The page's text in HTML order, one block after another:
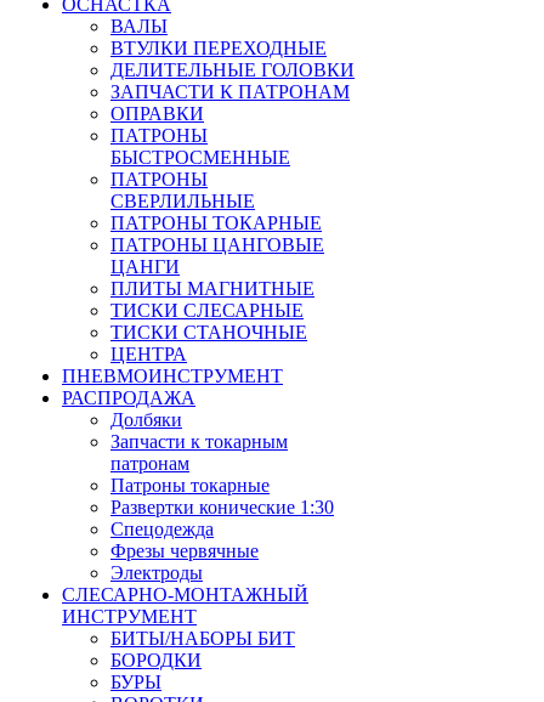
ОСНАСТКА
ВАЛЫ
ВТУЛКИ ПЕРЕХОДНЫЕ
ДЕЛИТЕЛЬНЫЕ ГОЛОВКИ
ЗАПЧАСТИ К ПАТРОНАМ
ОПРАВКИ
ПАТРОНЫ
БЫСТРОСМЕННЫЕ
ПАТРОНЫ
СВЕРЛИЛЬНЫЕ
ПАТРОНЫ ТОКАРНЫЕ
ПАТРОНЫ ЦАНГОВЫЕ
ЦАНГИ
ПЛИТЫ МАГНИТНЫЕ
ТИСКИ СЛЕСАРНЫЕ
ТИСКИ СТАНОЧНЫЕ
ЦЕНТРА
ПНЕВМОИНСТРУМЕНТ
РАСПРОДАЖА
Долбяки
Запчасти к токарным
патронам
Патроны токарные
Развертки конические 1:30
Спецодежда
Фрезы червячные
Электроды
СЛЕСАРНО-МОНТАЖНЫЙ
ИНСТРУМЕНТ
БИТЫ/НАБОРЫ БИТ
БОРОДКИ
БУРЫ